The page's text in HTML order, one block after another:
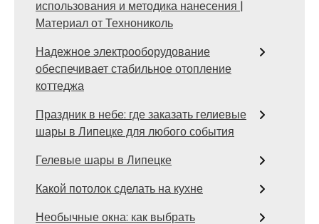
использования и методика нанесения |
Материал от Технониколь
Надежное электрооборудование
обеспечивает стабильное отопление
коттеджа
Праздник в небе: где заказать гелиевые
шары в Липецке для любого события
Гелевые шары в Липецке
Какой потолок сделать на кухне
Необычные окна: как выбрать